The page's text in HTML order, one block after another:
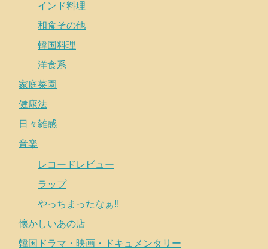
インド料理
和食その他
韓国料理
洋食系
家庭菜園
健康法
日々雑感
音楽
レコードレビュー
ラップ
やっちまったなぁ!!
懐かしいあの店
韓国ドラマ・映画・ドキュメンタリー